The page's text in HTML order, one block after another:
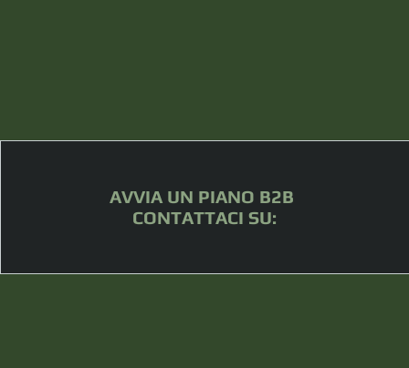
AVVIA UN PIANO B2B
CONTATTACI SU: